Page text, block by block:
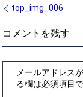
top_img_006
コメントを残す
メールアドレス
る欄は必須項目